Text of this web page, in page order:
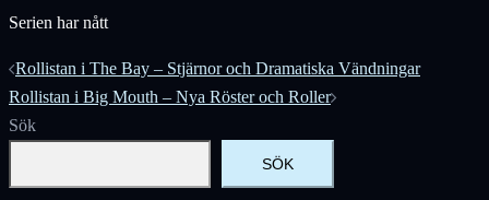
Serien har nått
Inläggsnavigering
Rollistan i The Bay – Stjärnor och Dramatiska Vändningar
Rollistan i Big Mouth – Nya Röster och Roller
Sök
SÖK